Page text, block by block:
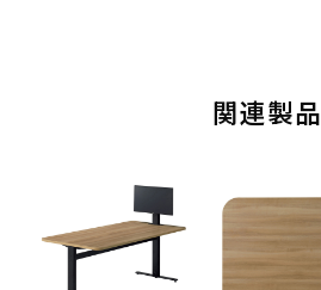
関連製品